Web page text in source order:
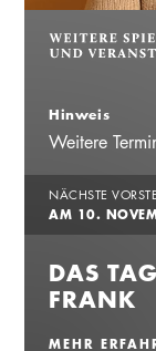
Hinweis
Weitere
NÄCHSTE
AM 10.
DAS
FRANK
MEHR